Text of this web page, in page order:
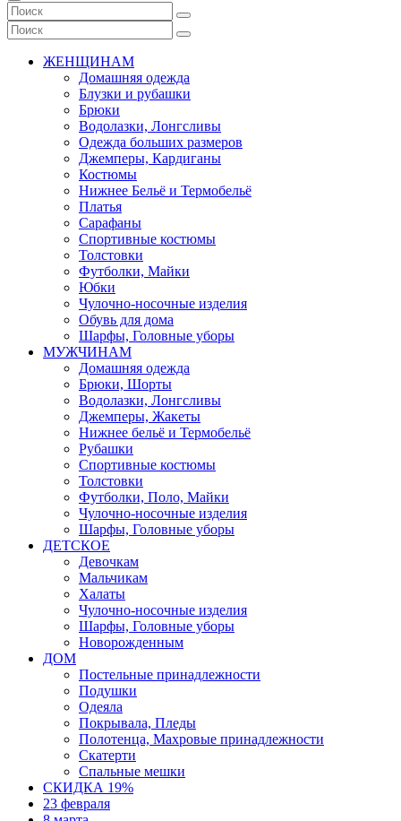
ЖЕНЩИНАМ
Домашняя одежда
Блузки и рубашки
Брюки
Водолазки, Лонгсливы
Одежда больших размеров
Джемперы, Кардиганы
Костюмы
Нижнее Бельё и Термобельё
Платья
Сарафаны
Спортивные костюмы
Толстовки
Футболки, Майки
Юбки
Чулочно-носочные изделия
Обувь для дома
Шарфы, Головные уборы
МУЖЧИНАМ
Домашняя одежда
Брюки, Шорты
Водолазки, Лонгсливы
Джемперы, Жакеты
Нижнее бельё и Термобельё
Рубашки
Спортивные костюмы
Толстовки
Футболки, Поло, Майки
Чулочно-носочные изделия
Шарфы, Головные уборы
ДЕТСКОЕ
Девочкам
Мальчикам
Халаты
Чулочно-носочные изделия
Шарфы, Головные уборы
Новорожденным
ДОМ
Постельные принадлежности
Подушки
Одеяла
Покрывала, Пледы
Полотенца, Махровые принадлежности
Скатерти
Спальные мешки
СКИДКА 19%
23 февраля